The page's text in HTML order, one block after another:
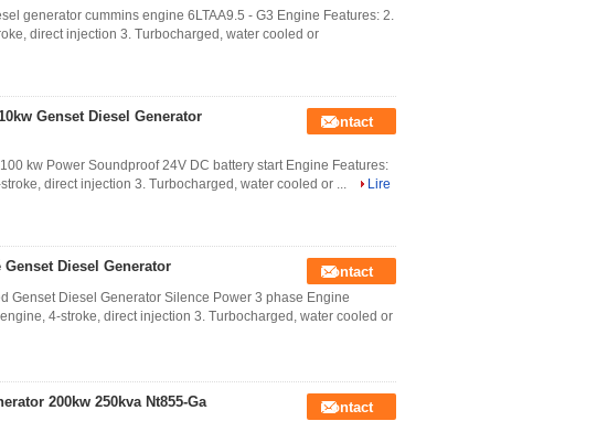
generator cummins engine 6LTAA9.5 - G3 Engine Features: 2.
direct injection 3. Turbocharged, water cooled or
Genset Diesel Generator
Contact
kw Power Soundproof 24V DC battery start Engine Features:
direct injection 3. Turbocharged, water cooled or ...
Lire
Diesel Generator Contact
Genset Diesel Generator Silence Power 3 phase Engine
4-stroke, direct injection 3. Turbocharged, water cooled or
200kw 250kva Nt855-Ga
Contact